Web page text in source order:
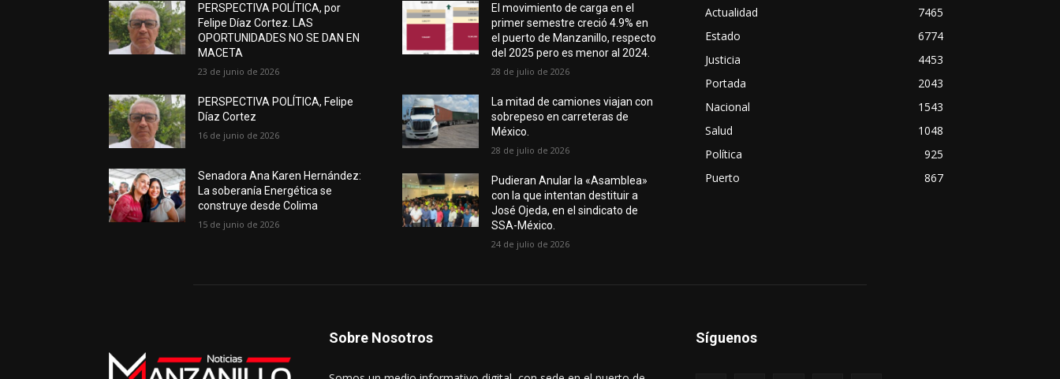
PERSPECTIVA POLÍTICA, por
Felipe Díaz Cortez. LAS
OPORTUNIDADES NO SE DAN EN
MACETA
23 de junio de 2026
PERSPECTIVA POLÍTICA, Felipe
Díaz Cortez
16 de junio de 2026
Senadora Ana Karen Hernández:
La soberanía Energética se
construye desde Colima
15 de junio de 2026
El movimiento de carga en el
primer semestre creció 4.9% en
el puerto de Manzanillo, respecto
del 2025 pero es menor al 2024.
28 de julio de 2026
La mitad de camiones viajan con
sobrepeso en carreteras de
México.
28 de julio de 2026
Pudieran Anular la «Asamblea»
con la que intentan destituir a
José Ojeda, en el sindicato de
SSA-México.
24 de julio de 2026
Actualidad
7465
Estado
6774
Justicia
4453
Portada
2043
Nacional
1543
Salud
1048
Política
925
Puerto
867
Sobre Nosotros Síguenos